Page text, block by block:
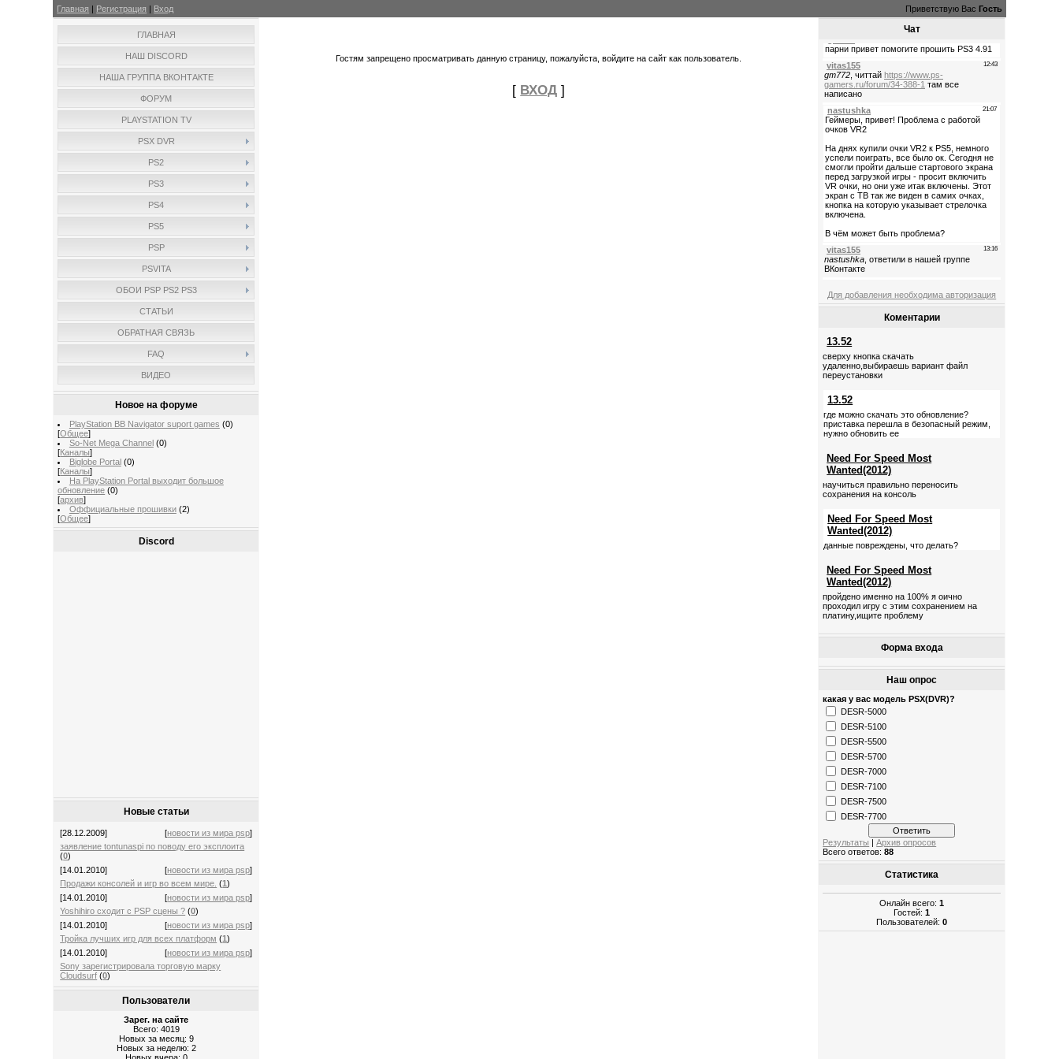
Главная | Регистрация | Вход Приветствую Вас Гость
ГЛАВНАЯ
НАШ DISCORD
НАША ГРУППА ВКОНТАКТЕ
ФОРУМ
PLAYSTATION TV
PSX DVR
PS2
PS3
PS4
PS5
PSP
PSVITA
ОБОИ PSP PS2 PS3
СТАТЬИ
ОБРАТНАЯ СВЯЗЬ
FAQ
ВИДЕО
Новое на форуме
PlayStation BB Navigator suport games (0)
[Общее]
So-Net Mega Channel (0)
[Каналы]
Biglobe Portal (0)
[Каналы]
На PlayStation Portal выходит большое
обновление (0)
[архив]
Оффициальные прошивки (2)
[Общее]
Discord
Новые статьи
[28.12.2009] [новости из мира psp]
заявление tontunaspi по поводу его эксплоита
(0)
[14.01.2010]
[новости из мира psp]
Продажи консолей и игр во всем мире. (1)
[14.01.2010]
[новости из мира psp]
Yoshihiro сходит с PSP сцены ? (0)
[14.01.2010]
[новости из мира psp]
Тройка лучших игр для всех платформ (1)
[14.01.2010]
[новости из мира psp]
Sony зарегистрировала торговую марку
Cloudsurf (0)
Пользователи
Зарег. на сайте
Всего: 4019
Новых за месяц: 9
Новых за неделю: 2
Гостям запрещено просматривать данную страницу, пожалуйста, войдите на сайт как пользователь.
[ ВХОД ]
Чат
Для добавления необходима авторизация
Коментарии
13.52
сверху кнопка скачать
удаленно,выбираешь вариант файл
переустановки
13.52
где можно скачать это обновление?
приставка перешла в безопасный режим,
нужно обновить ее
Need For Speed Most
Wanted(2012)
научиться правильно переносить
сохранения на консоль
Need For Speed Most
Wanted(2012)
данные повреждены, что делать?
Need For Speed Most
Wanted(2012)
пройдено именно на 100% я оично
проходил игру с этим сохранением на
платину,ищите проблему
Форма входа
Наш опрос
какая у вас модель PSX(DVR)?
DESR-5000
DESR-5100
DESR-5500
DESR-5700
DESR-7000
DESR-7100
DESR-7500
DESR-7700
Результаты |Архив опросов
Всего ответов:88
Статистика
Онлайн всего:1
Гостей:1
Пользователей:0